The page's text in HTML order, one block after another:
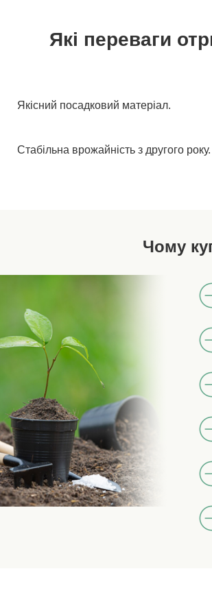
Які переваги
Якісний посадковий матеріал.
Стабільна врожайність з другого року.
Чому